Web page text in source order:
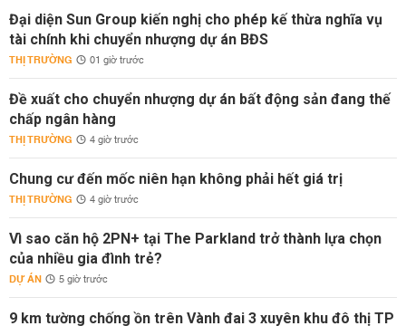
Đại diện Sun Group kiến nghị cho phép kế thừa nghĩa vụ
tài chính khi chuyển nhượng dự án BĐS
THỊ TRƯỜNG 01 giờ trước
Đề xuất cho chuyển nhượng dự án bất động sản đang thế
chấp ngân hàng
THỊ TRƯỜNG 4 giờ trước
Chung cư đến mốc niên hạn không phải hết giá trị
THỊ TRƯỜNG 4 giờ trước
Vì sao căn hộ 2PN+ tại The Parkland trở thành lựa chọn
của nhiều gia đình trẻ?
DỰ ÁN 5 giờ trước
9 km tường chống ồn trên Vành đai 3 xuyên khu đô thị TP